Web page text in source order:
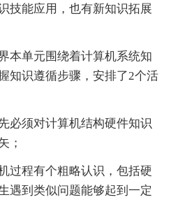
技能应用，也有新知识拓展
本单元围绕着计算机系统知
知识遵循步骤，安排了2个活
必须对计算机结构硬件知识
；
过程有个粗略认识，包括硬
遇到类似问题能够起到一定